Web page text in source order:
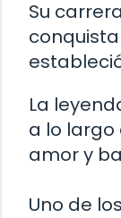
Su
La
a lo largo
amor y
Uno de